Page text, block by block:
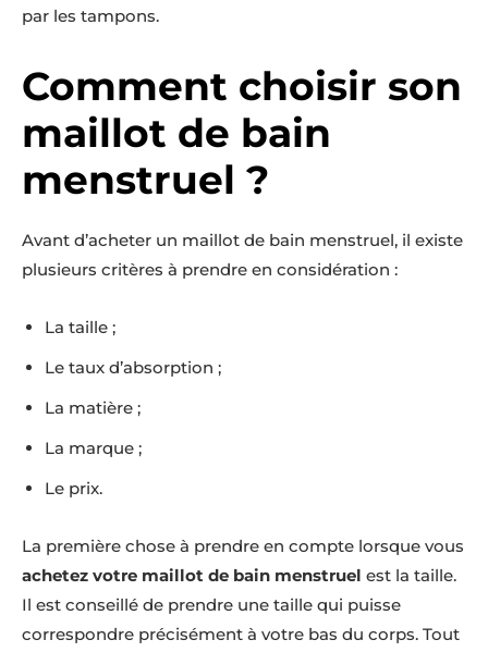
par les tampons.
Comment choisir son
maillot de bain
menstruel ?
Avant d’acheter un maillot de bain menstruel, il existe
plusieurs critères à prendre en considération :
La taille ;
Le taux d’absorption ;
La matière ;
La marque ;
Le prix.
La première chose à prendre en compte lorsque vous
achetez votre maillot de bain menstruel est la taille.
Il est conseillé de prendre une taille qui puisse
correspondre précisément à votre bas du corps. Tout